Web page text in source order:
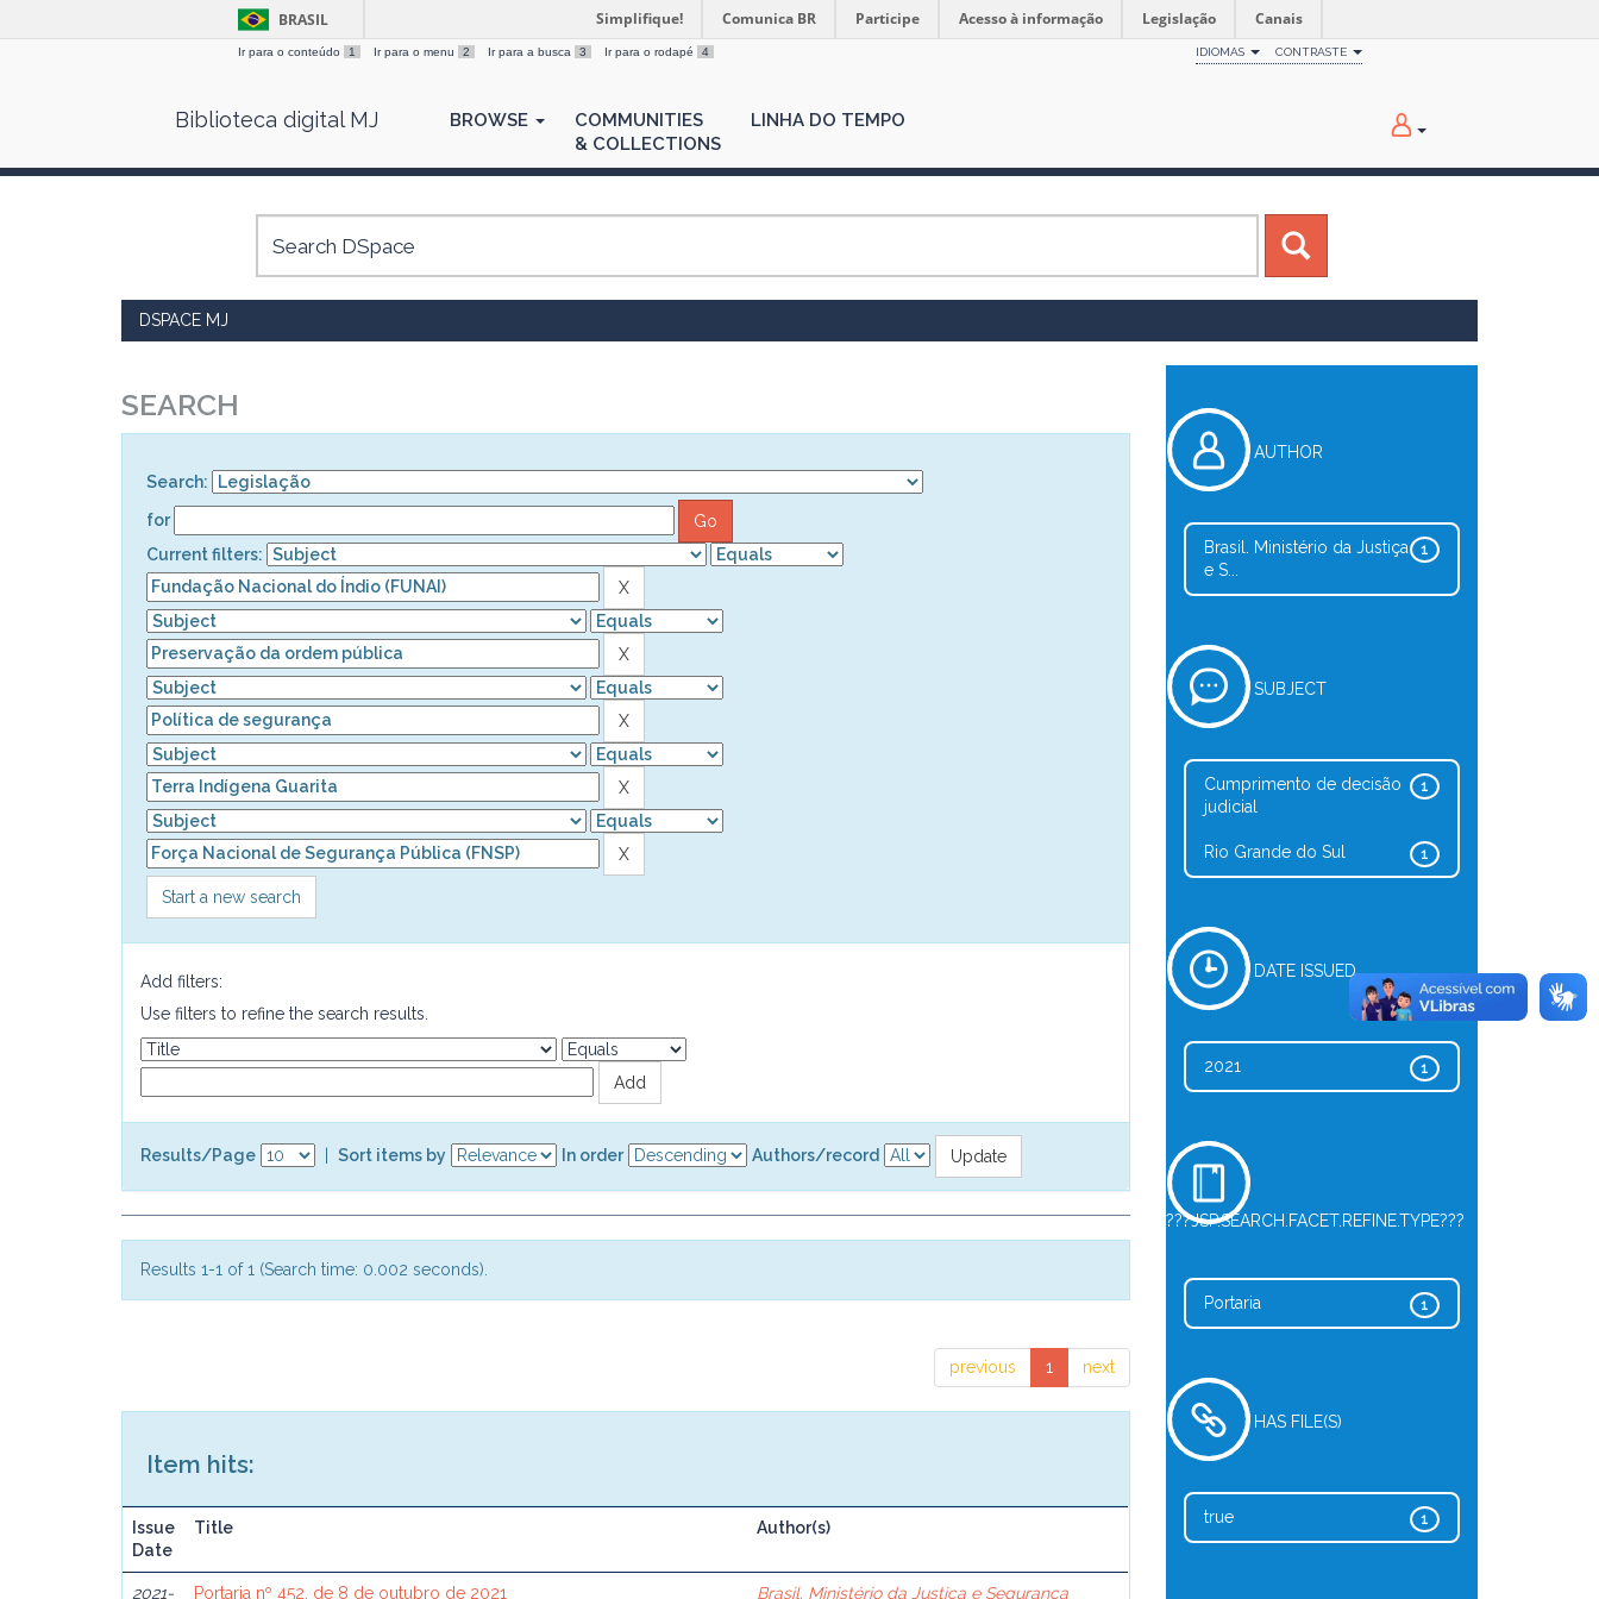
BRASIL Simplifique! Comunica BR Participe Acesso à informação Legislação Canais
Ir para o conteúdo 1 Ir para o menu 2 Ir para a busca 3 Ir para o rodapé 4 IDIOMAS CONTRASTE
Biblioteca digital MJ BROWSE
COMMUNITIES
& COLLECTIONS
LINHA DO TEMPO
DSPACE MJ
SEARCH
Search:
for
Current filters:
Start a new search
Add filters:
Use filters to refine the search results.
Results/Page Sort items by In order Authors/record
Results 1-1 of 1 (Search time: 0.002 seconds).
previous 1 next
Item hits:
Issue
Date
Title Author(s)
2021- Portaria nº 452, de 8 de outubro de 2021 Brasil. Ministério da Justiça e Segurança
AUTHOR
1
Brasil. Ministério da Justiça
e S...
SUBJECT
1
Cumprimento de decisão
judicial
1
Rio Grande do Sul
DATE ISSUED
1
2021
???JSP.SEARCH.FACET.REFINE.TYPE???
1
Portaria
HAS FILE(S)
1
true